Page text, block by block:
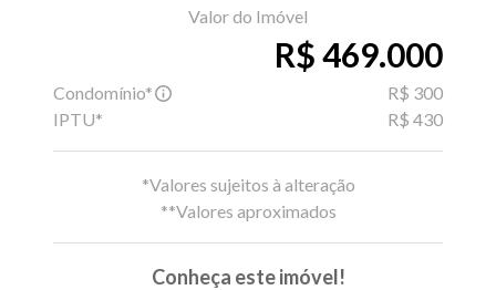
Valor do Imóvel
R$ 469.000
Condomínio*
R$ 300
IPTU*
R$ 430
*Valores sujeitos à alteração
**Valores aproximados
Conheça este imóvel!